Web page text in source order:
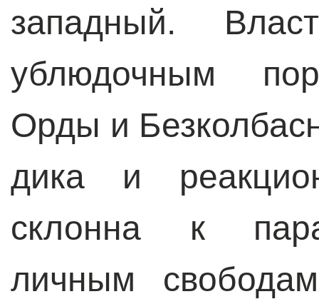
западный.
ублюдочным
Орды и
дика и
склонна к
личным